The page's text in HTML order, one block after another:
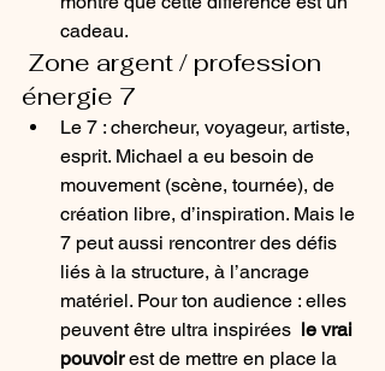
cadeau.
énergie 7
Le 7 : chercheur, voyageur, artiste,
esprit. Michael a eu besoin de
mouvement (scène, tournée), de
création libre, d’inspiration. Mais le
7 peut aussi rencontrer des défis
liés à la structure, à l’ancrage
matériel. Pour ton audience : elles
peuvent être ultra inspirées le vrai
pouvoir est de mettre en place la